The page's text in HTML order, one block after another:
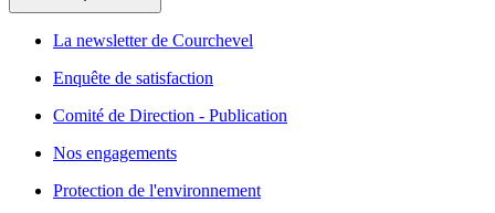
La newsletter de Courchevel
Enquête de satisfaction
Comité de Direction - Publication
Nos engagements
Protection de l'environnement